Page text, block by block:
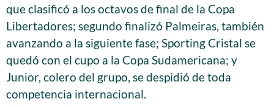
que clasificó a los octavos de final de la Copa
Libertadores; segundo finalizó Palmeiras, también
avanzando a la siguiente fase; Sporting Cristal se
quedó con el cupo a la Copa Sudamericana; y
Junior, colero del grupo, se despidió de toda
competencia internacional.